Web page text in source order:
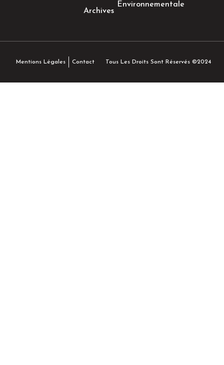
Archives
Environnementale
Mentions Légales Contact Tous Les Droits Sont Réservés ©2024